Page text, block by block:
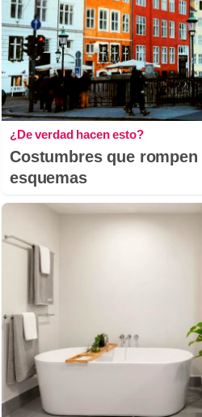
¿De verdad hacen esto?
Costumbres que
esquemas